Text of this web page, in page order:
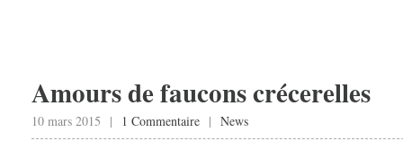
Amours de faucons crécerelles
10 mars 2015 | 1 Commentaire | News